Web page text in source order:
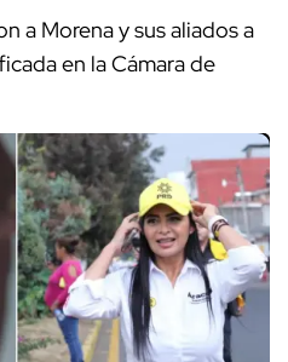
a Morena y sus aliados a
en la Cámara de